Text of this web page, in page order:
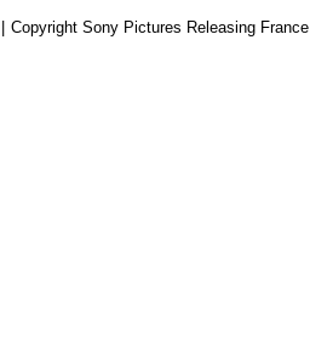
Copyright Sony Pictures Releasing France